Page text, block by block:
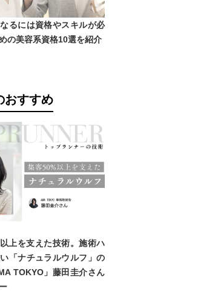
るには資格やスキルが必
の美容系資格10選を紹介
おすすめ
上を支えた技術。施術ハ
「ナチュラルウルフ」の
TOKYO」藤田圭介さん